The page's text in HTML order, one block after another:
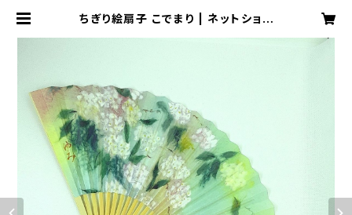
ちぎり絵扇子 こでまり | ネットショッ